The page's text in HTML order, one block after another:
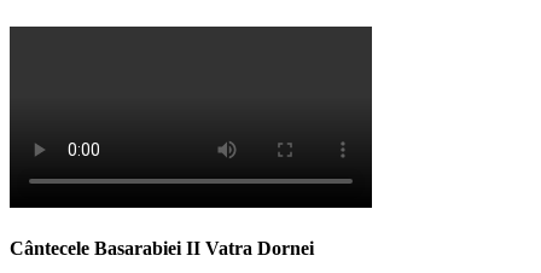
Cântecele Basarabiei II Vatra Dornei